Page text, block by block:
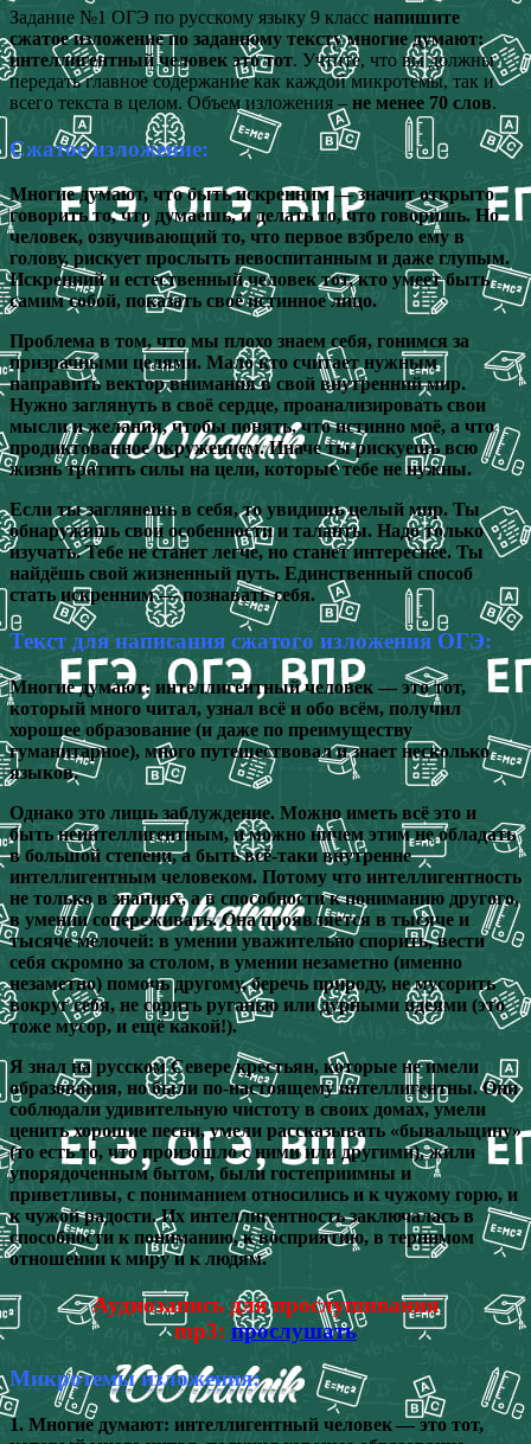
Задание №1 ОГЭ по русскому языку 9 класс напишите
сжатое изложение по заданному тексту многие думают:
интеллигентный человек это тот. Учтите, что вы должны
передать главное содержание как каждой микротемы, так и
всего текста в целом. Объем изложения – не менее 70 слов.
Сжатое изложение:
Многие думают, что быть искренним — значит открыто
говорить то, что думаешь, и делать то, что говоришь. Но
человек, озвучивающий то, что первое взбрело ему в
голову, рискует прослыть невоспитанным и даже глупым.
Искренний и естественный человек тот, кто умеет быть
самим собой, показать своё истинное лицо.
Проблема в том, что мы плохо знаем себя, гонимся за
призрачными целями. Мало кто считает нужным
направить вектор внимания в свой внутренний мир.
Нужно заглянуть в своё сердце, проанализировать свои
мысли и желания, чтобы понять, что истинно моё, а что
продиктованное окружением. Иначе ты рискуешь всю
жизнь тратить силы на цели, которые тебе не нужны.
Если ты заглянешь в себя, то увидишь целый мир. Ты
обнаружишь свои особенности и таланты. Надо только
изучать. Тебе не станет легче, но станет интереснее. Ты
найдёшь свой жизненный путь. Единственный способ
стать искренним — познавать себя.
Текст для написания сжатого изложения ОГЭ:
Многие думают: интеллигентный человек — это тот,
который много читал, узнал всё и обо всём, получил
хорошее образование (и даже по преимуществу
гуманитарное), много путешествовал и знает несколько
языков.
Однако это лишь заблуждение. Можно иметь всё это и
быть неинтеллигентным, и можно ничем этим не обладать
в большой степени, а быть всё-таки внутренне
интеллигентным человеком. Потому что интеллигентность
не только в знаниях, а в способности к пониманию другого,
в умении сопереживать. Она проявляется в тысяче и
тысяче мелочей: в умении уважительно спорить, вести
себя скромно за столом, в умении незаметно (именно
незаметно) помочь другому, беречь природу, не мусорить
вокруг себя, не сорить руганью или дурными идеями (это
тоже мусор, и ещё какой!).
Я знал на русском Севере крестьян, которые не имели
образования, но были по-настоящему интеллигентны. Они
соблюдали удивительную чистоту в своих домах, умели
ценить хорошие песни, умели рассказывать «бывальщину»
(то есть то, что произошло с ними или другими), жили
упорядоченным бытом, были гостеприимны и
приветливы, с пониманием относились и к чужому горю, и
к чужой радости. Их интеллигентность заключалась в
способности к пониманию, к восприятию, в терпимом
отношении к миру и к людям.
Аудиозапись для прослушивания
mp3: прослушать
Микротемы изложения:
1. Многие думают: интеллигентный человек — это тот,